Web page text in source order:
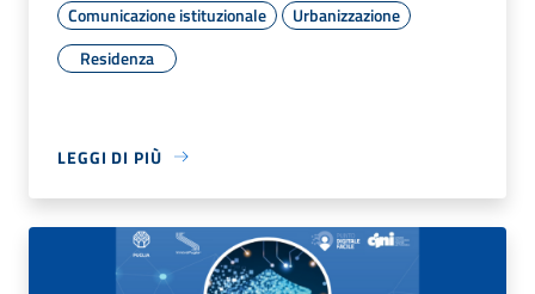
Comunicazione istituzionale
Urbanizzazione
Residenza
LEGGI DI PIÙ